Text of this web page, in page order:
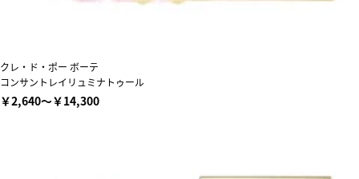
クレ・ド・ポー ボーテ
コンサントレイリュミナトゥール
￥2,640～￥14,300